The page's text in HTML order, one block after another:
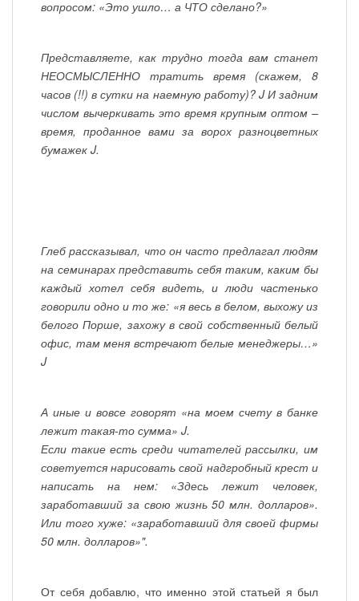
вопросом: «Это ушло… а ЧТО сделано?»
Представляете, как трудно тогда вам станет
НЕОСМЫСЛЕННО тратить время (скажем, 8
часов (!!) в сутки на наемную работу)? J И задним
числом вычеркивать это время крупным оптом –
время, проданное вами за ворох разноцветных
бумажек J.
Глеб рассказывал, что он часто предлагал людям
на семинарах представить себя таким, каким бы
каждый хотел себя видеть, и люди частенько
говорили одно и то же: «я весь в белом, выхожу из
белого Порше, захожу в свой собственный белый
офис, там меня встречают белые менеджеры…»
J
А иные и вовсе говорят «на моем счету в банке
лежит такая-то сумма» J.
Если такие есть среди читателей рассылки, им
советуется нарисовать свой надгробный крест и
написать на нем: «Здесь лежит человек,
заработавший за свою жизнь 50 млн. долларов».
Или того хуже: «заработавший для своей фирмы
50 млн. долларов»".
От себя добавлю, что именно этой статьей я был